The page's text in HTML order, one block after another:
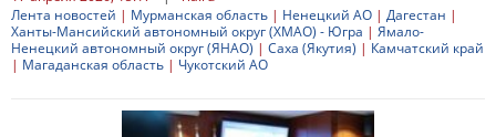
Лента новостей | Мурманская область | Ненецкий АО | Дагестан |
Ханты-Мансийский автономный округ (ХМАО) - Югра | Ямало-
Ненецкий автономный округ (ЯНАО) | Саха (Якутия) | Камчатский край
| Магаданская область | Чукотский АО